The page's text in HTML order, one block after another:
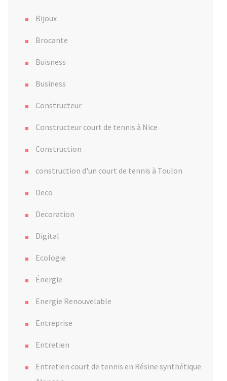
Bijoux
Brocante
Buisness
Business
Constructeur
Constructeur court de tennis à Nice
Construction
construction d'un court de tennis à Toulon
Deco
Decoration
Digital
Ecologie
Énergie
Energie Renouvelable
Entreprise
Entretien
Entretien court de tennis en Résine synthétique